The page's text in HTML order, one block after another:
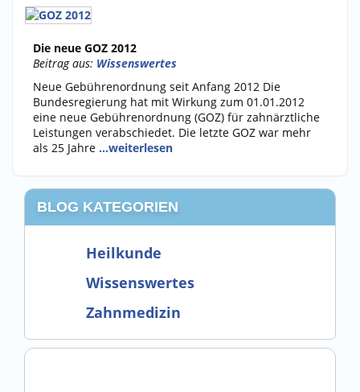
Die neue GOZ 2012
Beitrag aus: Wissenswertes
Neue Gebührenordnung seit Anfang 2012 Die
Bundesregierung hat mit Wirkung zum 01.01.2012
eine neue Gebührenordnung (GOZ) für zahnärztliche
Leistungen verabschiedet. Die letzte GOZ war mehr
als 25 Jahre …weiterlesen
BLOG KATEGORIEN
Heilkunde
Wissenswertes
Zahnmedizin